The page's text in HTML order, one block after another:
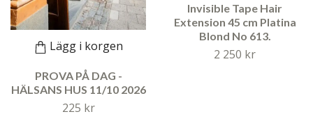
Lägg i korgen
PROVA PÅ DAG -
HÄLSANS HUS 11/10 2026
225 kr
Invisible Tape Hair
Extension 45 cm Platina
Blond No 613.
2 250 kr